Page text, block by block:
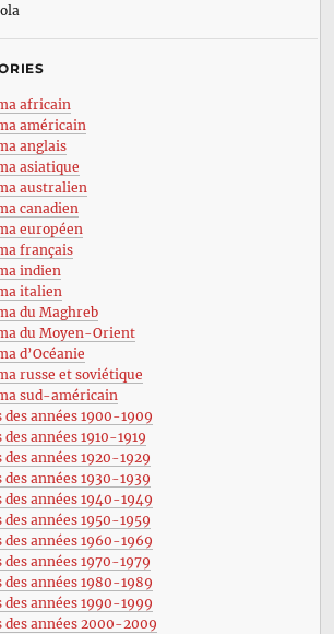
africain
américain
anglais
asiatique
australien
canadien
européen
français
indien
italien
du Maghreb
du Moyen-Orient
d’Océanie
russe et soviétique
sud-américain
des années 1900-1909
des années 1910-1919
des années 1920-1929
des années 1930-1939
des années 1940-1949
des années 1950-1959
des années 1960-1969
des années 1970-1979
des années 1980-1989
des années 1990-1999
des années 2000-2009